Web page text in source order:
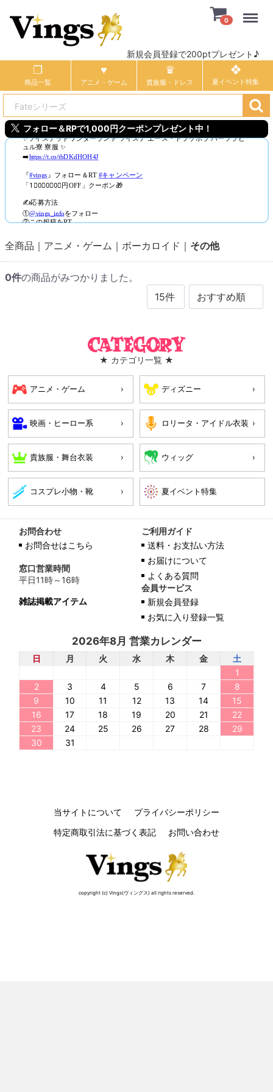
新規会員登録で200ptプレゼント♪
0
商品一覧 アニメ・ゲーム 貴族服・ドレス
フォロー＆RPで1,000円クーポンプレゼント中！
全商品 アニメ・ゲーム ボーカロイド その他
0件の商品がみつかりました。
Category
★ カテゴリ一覧 ★
アニメ・ゲーム ディズニー
映画・ヒーロー系 ロリータ・アイドル衣装
貴族服・舞台衣装 ウィッグ
コスプレ小物・靴
お問合わせ
お問合せはこちら
窓口営業時間
平日11時～16時
雑誌掲載アイテム
ご利用ガイド
送料・お支払い方法
お届けについて
よくある質問
会員サービス
新規会員登録
お気に入り登録一覧
2026年8月 営業カレンダー
日 月 火 水 木 金
土
1
2
3 4 5 6 7
8
9
10 11 12 13 14
15
16
17 18 19 20 21
22
23
24 25 26 27 28
29
30
31
当サイトについて
プライバシーポリシー
特定商取引法に基づく表記
お問い合わせ
copyright (c) Vings(ヴィングス) all rights reserved.